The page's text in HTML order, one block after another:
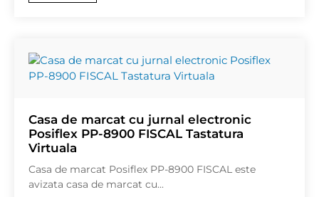
Casa de marcat cu jurnal electronic
Posiflex PP-8900 FISCAL Tastatura
Virtuala
Casa de marcat Posiflex PP-8900 FISCAL este
avizata casa de marcat cu...